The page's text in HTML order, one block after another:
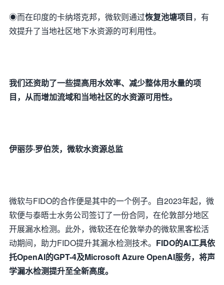
◉而在印度的卡纳塔克邦，微软则通过恢复池塘项目，有
效提升了当地社区地下水资源的可利用性。
我们还资助了一些提高用水效率、减少整体用水量的项
目，从而增加流域和当地社区的水资源可用性。
伊丽莎·罗伯茨， 微软水资源总监
微软与FIDO的合作便是其中的一个例子。自2023年起，微
软便与泰晤士水务公司签订了一份合同，在伦敦部分地区
开展漏水检测。此外，微软还在伦敦举办的微软黑客松活
动期间，助力FIDO提升其漏水检测技术。 FIDO的AI工具依
托OpenAI的GPT-4及Microsoft Azure OpenAI服务，将声
学漏水检测提升至全新高度。